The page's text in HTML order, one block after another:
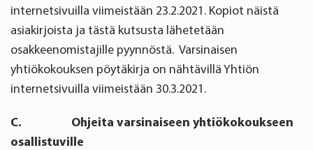
internetsivuilla viimeistään 23.2.2021. Kopiot näistä
asiakirjoista ja tästä kutsusta lähetetään
osakkeenomistajille pyynnöstä. Varsinaisen
yhtiökokouksen pöytäkirja on nähtävillä Yhtiön
internetsivuilla viimeistään 30.3.2021.
C. Ohjeita varsinaiseen yhtiökokoukseen
osallistuville